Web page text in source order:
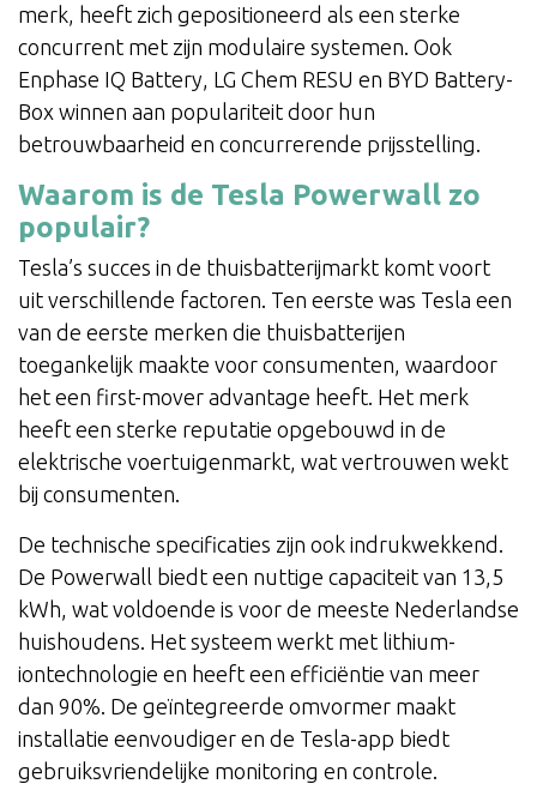
merk, heeft zich gepositioneerd als een sterke
concurrent met zijn modulaire systemen. Ook
Enphase IQ Battery, LG Chem RESU en BYD Battery-
Box winnen aan populariteit door hun
betrouwbaarheid en concurrerende prijsstelling.
Waarom is de Tesla Powerwall zo
populair?
Tesla’s succes in de thuisbatterijmarkt komt voort
uit verschillende factoren. Ten eerste was Tesla een
van de eerste merken die thuisbatterijen
toegankelijk maakte voor consumenten, waardoor
het een first-mover advantage heeft. Het merk
heeft een sterke reputatie opgebouwd in de
elektrische voertuigenmarkt, wat vertrouwen wekt
bij consumenten.
De technische specificaties zijn ook indrukwekkend.
De Powerwall biedt een nuttige capaciteit van 13,5
kWh, wat voldoende is voor de meeste Nederlandse
huishoudens. Het systeem werkt met lithium-
iontechnologie en heeft een efficiëntie van meer
dan 90%. De geïntegreerde omvormer maakt
installatie eenvoudiger en de Tesla-app biedt
gebruiksvriendelijke monitoring en controle.